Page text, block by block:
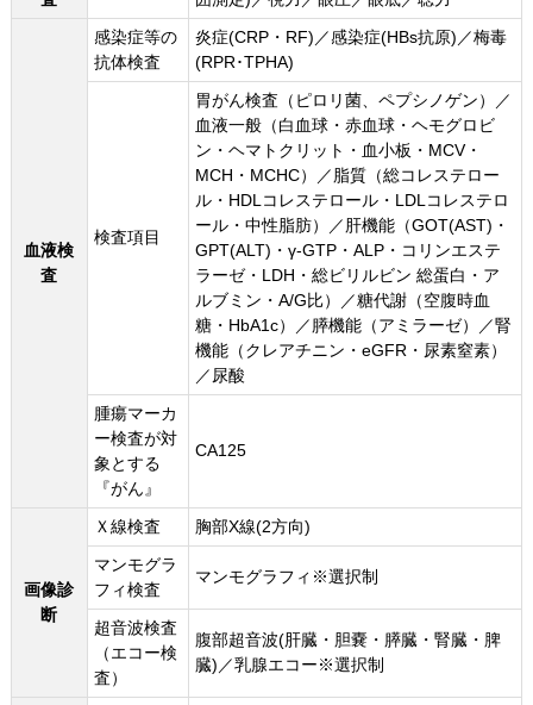
血液検
査
感染症等の
抗体検査
炎症(CRP・RF)／感染症(HBs抗原)／梅毒
(RPR･TPHA)
検査項目
胃がん検査（ピロリ菌、ペプシノゲン）／
血液一般（白血球・赤血球・ヘモグロビ
ン・ヘマトクリット・血小板・MCV・
MCH・MCHC）／脂質（総コレステロー
ル・HDLコレステロール・LDLコレステロ
ール・中性脂肪）／肝機能（GOT(AST)・
GPT(ALT)・γ-GTP・ALP・コリンエステ
ラーゼ・LDH・総ビリルビン 総蛋白・ア
ルブミン・A/G比）／糖代謝（空腹時血
糖・HbA1c）／膵機能（アミラーゼ）／腎
機能（クレアチニン・eGFR・尿素窒素）
／尿酸
腫瘍マーカ
ー検査が対
象とする
『がん』
CA125
画像診
断
Ｘ線検査
胸部X線(2方向)
マンモグラ
フィ検査
マンモグラフィ※選択制
超音波検査
（エコー検
査）
腹部超音波(肝臓・胆嚢・膵臓・腎臓・脾
臓)／乳腺エコー※選択制